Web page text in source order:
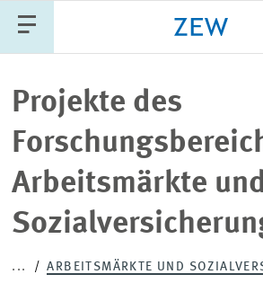
PUBLIKATIONEN
VERANSTALTUNGEN
Projekte des
Arbeitsmärkte
... ARBEITSMÄRKTE UND